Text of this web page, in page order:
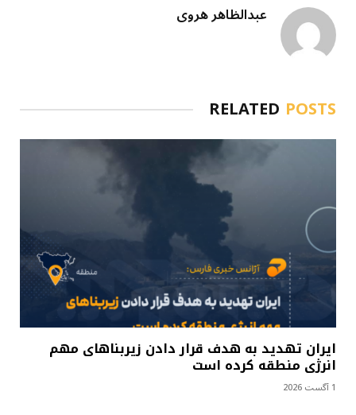
عبدالظاهر هروی
RELATED POSTS
ایران تهدید به هدف قرار دادن زیربناهای مهم
انرژی منطقه کرده است
1 آگست 2026